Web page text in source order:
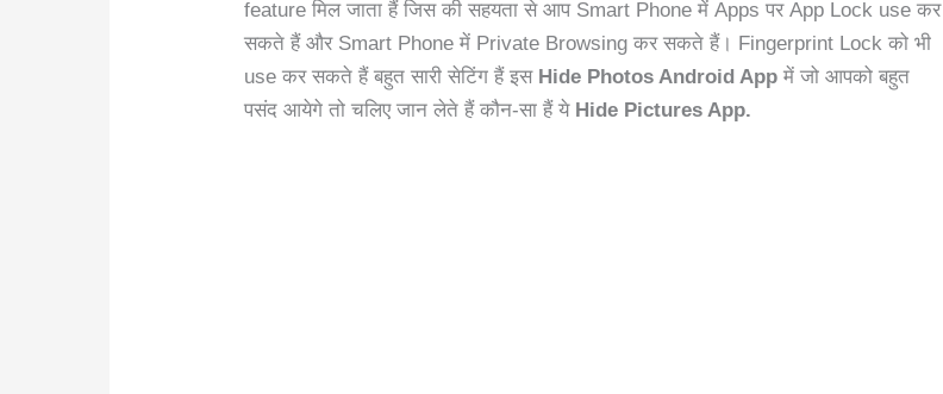
feature मिल जाता हैं जिस की सहयता से आप Smart Phone में Apps पर App Lock use कर
सकते हैं और Smart Phone में Private Browsing कर सकते हैं। Fingerprint Lock को भी
use कर सकते हैं बहुत सारी सेटिंग हैं इस Hide Photos Android App में जो आपको बहुत
पसंद आयेगे तो चलिए जान लेते हैं कौन-सा हैं ये Hide Pictures App.